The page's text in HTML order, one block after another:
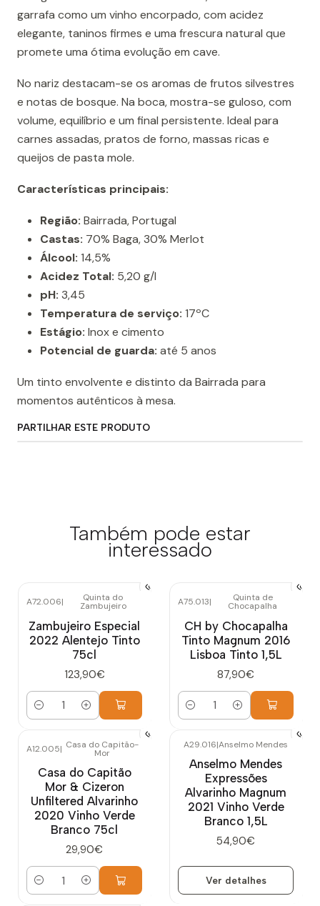
garrafa como um vinho encorpado, com acidez
elegante, taninos firmes e uma frescura natural que
promete uma ótima evolução em cave.
No nariz destacam-se os aromas de frutos silvestres
e notas de bosque. Na boca, mostra-se guloso, com
volume, equilíbrio e um final persistente. Ideal para
carnes assadas, pratos de forno, massas ricas e
queijos de pasta mole.
Características principais:
Região: Bairrada, Portugal
Castas: 70% Baga, 30% Merlot
Álcool: 14,5%
Acidez Total: 5,20 g/l
pH: 3,45
Temperatura de serviço: 17ºC
Estágio: Inox e cimento
Potencial de guarda: até 5 anos
Um tinto envolvente e distinto da Bairrada para
momentos autênticos à mesa.
PARTILHAR ESTE PRODUTO
Também pode estar
interessado
A72.006| Quinta do
Zambujeiro
Zambujeiro Especial
2022 Alentejo Tinto
75cl
123,90€
Quantidade
A75.013| Quinta de
Chocapalha
CH by Chocapalha
Tinto Magnum 2016
Lisboa Tinto 1,5L
87,90€
Quantidade
A12.005| Casa do Capitão-
Mor
Casa do Capitão
Mor & Cizeron
Unfiltered Alvarinho
2020 Vinho Verde
Branco 75cl
29,90€
Quantidade
A29.016|Anselmo Mendes
Anselmo Mendes
Expressões
Alvarinho Magnum
2021 Vinho Verde
Branco 1,5L
54,90€
Ver detalhes